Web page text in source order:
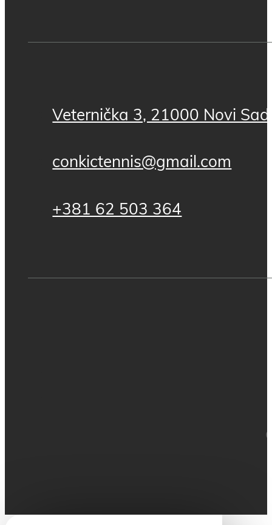
Veternička 3, 21000 Novi
conkictennis@gmail.com
+381 62 503 364